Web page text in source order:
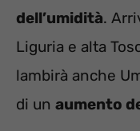
dell’umidità.
Liguria e alta
lambirà anche
di un aumento